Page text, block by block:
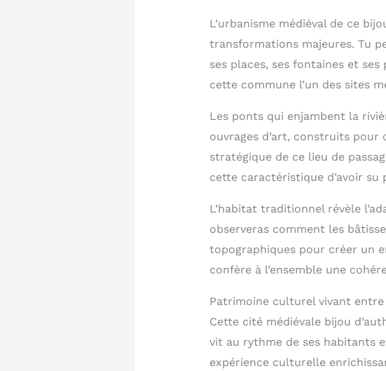
L’urbanisme médiéval de ce
transformations majeures. Tu
ses places, ses fontaines et
cette commune l’un des sites
Les ponts qui enjambent la
ouvrages d’art, construits pour
stratégique de ce lieu de
cette caractéristique d’avoir
L’habitat traditionnel révèle
observeras comment les
topographiques pour créer un
confère à l’ensemble une
Patrimoine culturel vivant
Cette cité médiévale bijou
vit au rythme de ses habitants
expérience culturelle